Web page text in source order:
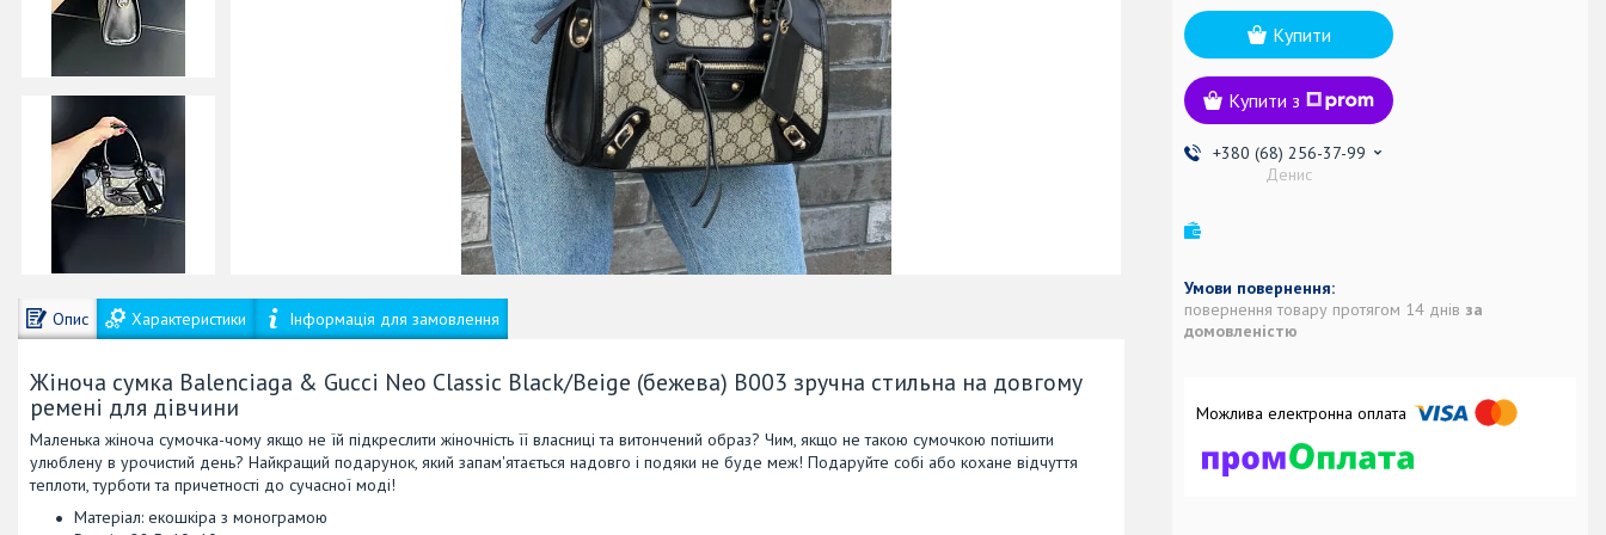
Опис Характеристики Інформація для замовлення
Жіноча сумка Balenciaga & Gucci Neo Classic Black/Beige (бежева) B003 зручна стильна на довгому
ремені для дівчини
Маленька жіноча сумочка-чому якщо не їй підкреслити жіночність її власниці та витончений образ? Чим, якщо не такою сумочкою потішити
улюблену в урочистий день? Найкращий подарунок, який запам'ятається надовго і подяки не буде меж! Подаруйте собі або кохане відчуття
теплоти, турботи та причетності до сучасної моді!
Матеріал: екошкіра з монограмою
Купити
Купити з
+380 (68) 256-37-99
Денис
повернення товару протягом 14 днів за
домовленістю